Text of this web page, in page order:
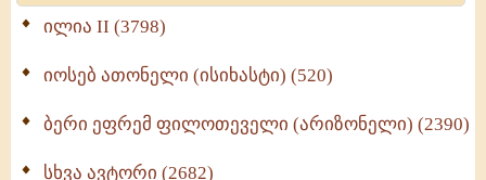
Wisdomge (514)
ქადაგებანი გაბრიელ ეპისკოპოსისა - II ტომი
სულიერი ცხოვრების სახელმძღვანელო -
ნაწილი II (369)
ილია II (3798)
იოსებ ათონელი (ისიხასტი) (520)
ბერი ეფრემ ფილოთეველი (არიზონელი) (2390)
სხვა ავტორი (2682)